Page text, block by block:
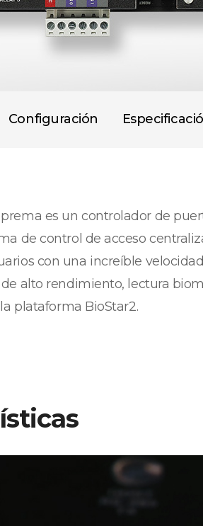
Configuración
es un controlador de
de control de acceso
con una increíble
alto rendimiento, lectura
plataforma BioStar2.